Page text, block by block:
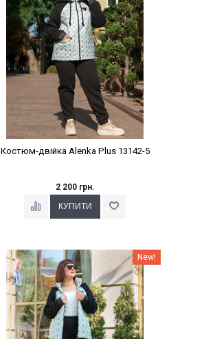
Костюм-двійка Alenka Plus 13142-5
2 200 грн.
Наклейки Варіант з % New!